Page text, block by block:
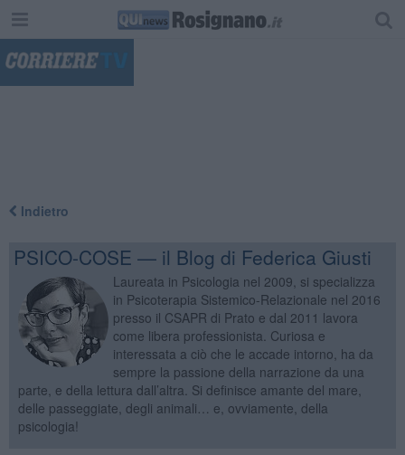
Indietro
PSICO-COSE — il Blog di Federica Giusti
Laureata in Psicologia nel 2009, si specializza
in Psicoterapia Sistemico-Relazionale nel 2016
presso il CSAPR di Prato e dal 2011 lavora
come libera professionista. Curiosa e
interessata a ciò che le accade intorno, ha da
sempre la passione della narrazione da una
parte, e della lettura dall’altra. Si definisce amante del mare,
delle passeggiate, degli animali… e, ovviamente, della
psicologia!